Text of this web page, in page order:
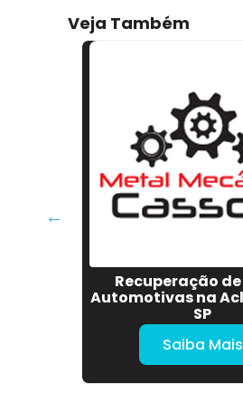
Veja Também
Recuperação
Automotivas na
SP
Saiba Mais